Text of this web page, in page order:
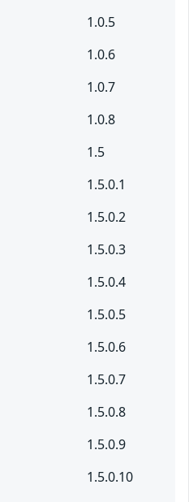
1.0.5
1.0.6
1.0.7
1.0.8
1.5
1.5.0.1
1.5.0.2
1.5.0.3
1.5.0.4
1.5.0.5
1.5.0.6
1.5.0.7
1.5.0.8
1.5.0.9
1.5.0.10